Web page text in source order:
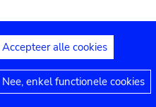
Juridische mededelingen
Accepteer alle cookies
Nee, enkel functionele cookies